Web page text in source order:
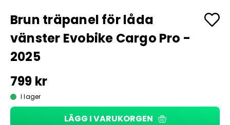
Brun träpanel för låda
vänster Evobike Cargo Pro -
2025
799 kr
I lager
LÄGG I VARUKORGEN